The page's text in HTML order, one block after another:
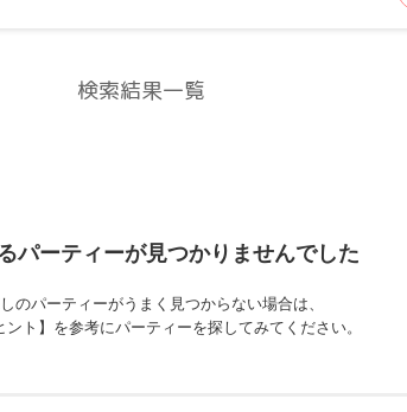
検索結果一覧
パーティーが見つかりませんでした
のパーティーがうまく見つからない場合は、
ント】を参考にパーティーを探してみてください。